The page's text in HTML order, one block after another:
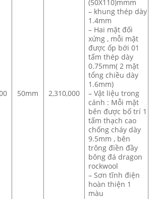
50mm 2,310,000
(50X110)mmm
– khung thép dày
1.4mm
– Hai mặt đối
xứng , mỗi mặt
được ốp bới 01
tấm thép dày
0.75mm( 2 mặt
tổng chiều dày
1.6mm)
– Vật liệu trong
cánh : Mỗi mặt
bên được bố trí 1
tấm thạch cao
chống cháy dày
9.5mm , bên
trông điền đầy
bông đá dragon
rockwool
– Sơn tĩnh điện
hoàn thiện 1
màu